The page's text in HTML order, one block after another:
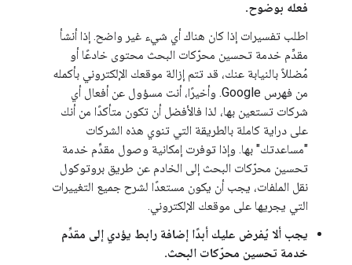
فعله بوضوح.
اطلب تفسيرات إذا كان هناك أي شيء غير واضح. إذا أنشأ
مقدِّم خدمة تحسين محرّكات البحث محتوى خادعًا أو
مُضللاً بالنيابة عنك، قد تتم إزالة موقعك الإلكتروني بأكمله
من فهرس Google. وأخيرًا، أنت مسؤول عن أفعال أي
شركات تستعين بها، لذا فالأفضل أن تكون متأكدًا من أنك
على دراية كاملة بالطريقة التي تنوي هذه الشركات
"مساعدتك" بها. وإذا توفرت إمكانية وصول مقدِّم خدمة
تحسين محرّكات البحث إلى الخادم عن طريق بروتوكول
نقل الملفات، يجب أن يكون مستعدًا لشرح جميع التغييرات
التي يجريها على موقعك الإلكتروني.
يجب ألا يُفرض عليك أبدًا إضافة رابط يؤدي إلى مقدِّم
خدمة تحسين محرّكات البحث.